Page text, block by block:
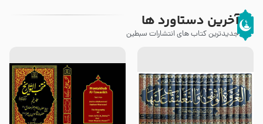
آخرین دستاورد ها
جدیدترین کتاب های انتشارات سبطین